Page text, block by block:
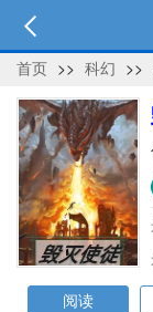
首页 >> 科幻 >>
阅读